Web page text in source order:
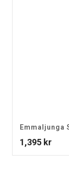
Emmaljunga
1,395 kr